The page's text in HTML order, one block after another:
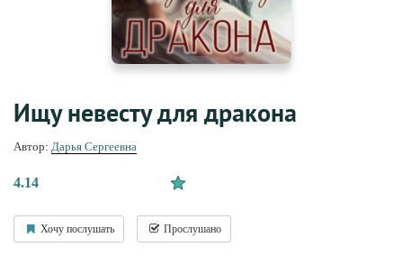
Ищу невесту для дракона
Автор: Дарья Сергеевна
4.14
Хочу послушать Прослушано